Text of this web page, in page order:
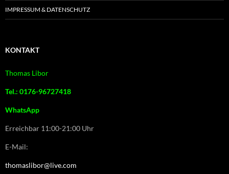
IMPRESSUM & DATENSCHUTZ
KONTAKT
Thomas Libor
Tel.: 0176-96727418
WhatsApp
Erreichbar 11:00-21:00 Uhr
E-Mail:
thomaslibor@live.com